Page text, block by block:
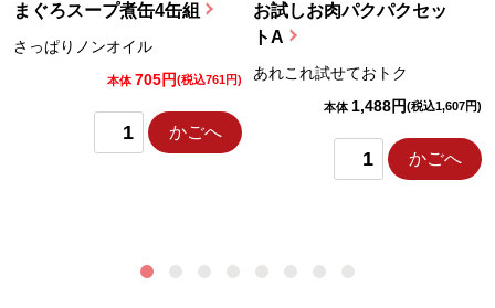
まぐろスープ煮缶4缶組
さっぱりノンオイル
本体 705円(税込761円)
かごへ
お試しお肉パクパクセッ
トA
あれこれ試せておトク
本体 1,488円(税込1,607円)
かごへ